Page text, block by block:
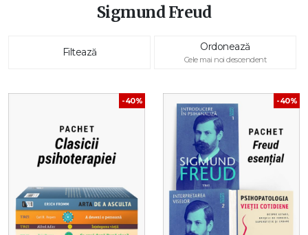
Sigmund Freud
Filtează Ordonează
Cele mai noi descendent
-40% -40%